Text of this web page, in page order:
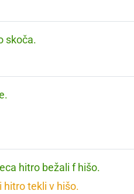
skoča.
hitro bežali f hišo.
hitro tekli v hišo.